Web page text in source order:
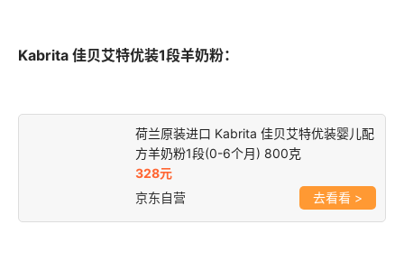
Kabrita 佳贝艾特优装1段羊奶粉：
荷兰原装进口 Kabrita 佳贝艾特优装婴儿配
方羊奶粉1段(0-6个月) 800克
328元
京东自营
>